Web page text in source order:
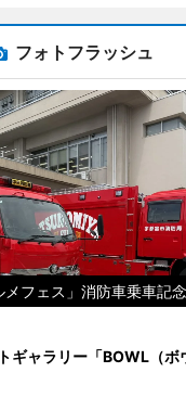
フォトフラッシュ
メフェス」消防車乗車記
ギャラリー「BOWL（ボ